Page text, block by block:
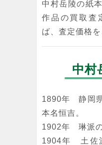
中村岳陵の紙
作品の買取査
ば、査定価格
中村
1890年 静岡県
本名恒吉。
1902年 琳派の
1904年 土佐